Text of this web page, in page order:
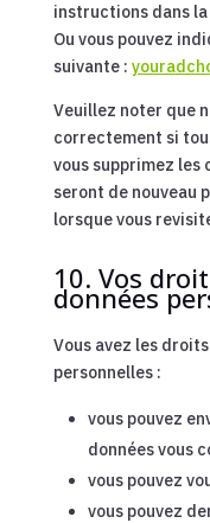
instructions dans
Ou vous pouvez
suivante :
Veuillez noter que
correctement si
vous supprimez les
seront de nouveau
lorsque vous
10. Vos
données
Vous avez les
personnelles :
vous pouvez
données vous
vous pouvez
vous pouvez